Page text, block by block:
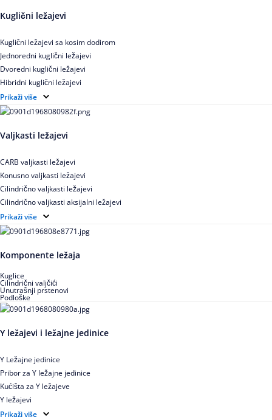
Kuglični ležajevi
Kuglični ležajevi sa kosim dodirom
Jednoredni kuglični ležajevi
Dvoredni kuglični ležajevi
Hibridni kuglični ležajevi
Elektroizolovani kuglični ležajevi
Samopodesivi kuglični ležajevi
Kuglični ležajevi od nerđajućeg čelika
Prikaži više
Valjkasti ležajevi
CARB valjkasti ležajevi
Konusno valjkasti ležajevi
Cilindrično valjkasti ležajevi
Cilindrično valjkasti aksijalni ležajevi
Igličasti ležajevi
Igličasti aksijalni ležajevi
Buričasti zaptiveni ležajevi
Prikaži više
Komponente ležaja
Kuglice
Cilindrični valjčići
Unutrašnji prstenovi
Podloške
Y ležajevi i ležajne jedinice
Y Ležajne jedinice
Pribor za Y ležajne jedinice
Kućišta za Y ležajeve
Y ležajevi
Y Ležajne jedinice za prehrambenu industriju
Prikaži više